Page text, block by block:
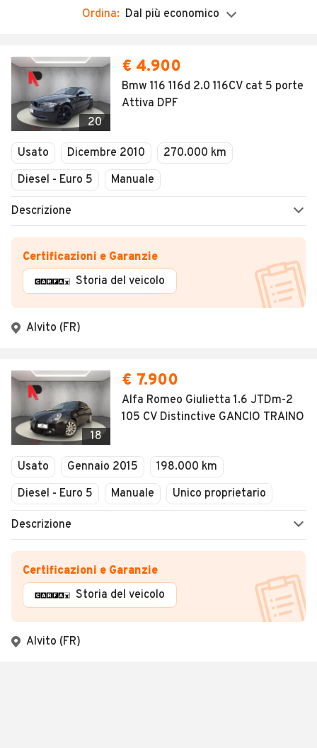
Ordina: Dal più economico
20
€ 4.900
Bmw 116 116d 2.0 116CV cat 5 porte
Attiva DPF
Usato Dicembre 2010
270.000 km
Diesel - Euro 5
Manuale
Descrizione
Certificazioni e Garanzie
Storia del veicolo
Alvito (FR)
18
€ 7.900
Alfa Romeo Giulietta 1.6 JTDm-2
105 CV Distinctive GANCIO TRAINO
Usato Gennaio 2015
198.000 km
Diesel - Euro 5
Manuale Unico proprietario
Descrizione
Certificazioni e Garanzie
Storia del veicolo
Alvito (FR)